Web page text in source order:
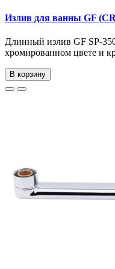
Излив для ванны GF
Длинный излив GF SP-
хромированном цвете и
В корзину